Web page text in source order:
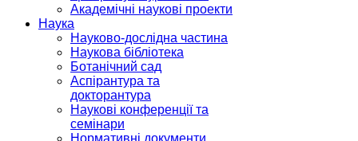
Академічні наукові проекти
Наука
Науково-дослідна частина
Наукова бібліотека
Ботанічний сад
Аспірантура та
докторантура
Наукові конференції та
семінари
Нормативні документи